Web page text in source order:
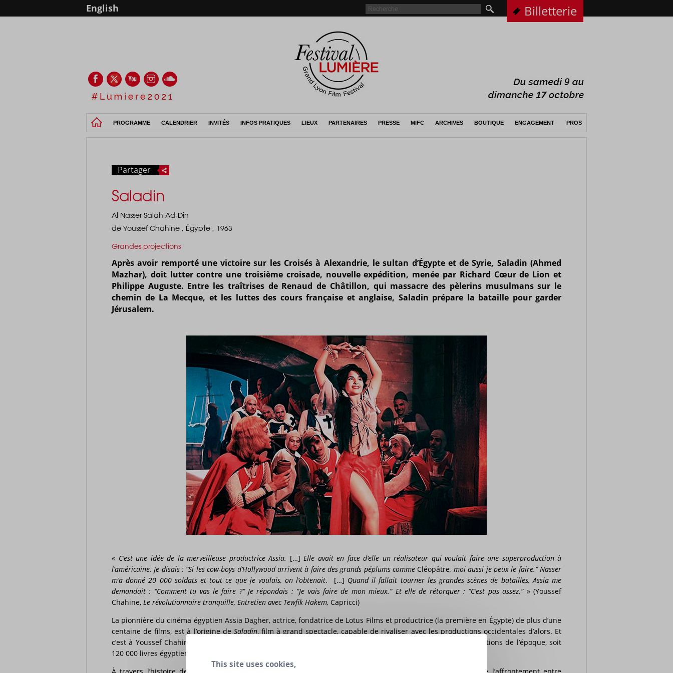
English Billetterie
PROGRAMME CALENDRIER INVITÉS INFOS PRATIQUES LIEUX PARTENAIRES PRESSE MIFC ARCHIVES BOUTIQUE ENGAGEMENT PROS
Partager
Saladin
Al Nasser Salah Ad-Din
de Youssef Chahine , Égypte , 1963
Grandes projections
Après avoir remporté une victoire sur les Croisés à Alexandrie, le sultan d’Égypte et de Syrie, Saladin (Ahmed
Mazhar), doit lutter contre une troisième croisade, nouvelle expédition, menée par Richard Cœur de Lion et
Philippe Auguste. Entre les traîtrises de Renaud de Châtillon, qui massacre des pèlerins musulmans sur le
chemin de La Mecque, et les luttes des cours française et anglaise, Saladin prépare la bataille pour garder
Jérusalem.
« C’est une idée de la merveilleuse productrice Assia. […] Elle avait en face d’elle un réalisateur qui voulait faire une superproduction à
l’américaine. Je disais : “Si les cow-boys d’Hollywood arrivent à faire des grands péplums comme Cléopâtre, moi aussi je peux le faire.” Nasser
m’a donné 20 000 soldats et tout ce que je voulais, on l’obtenait. […] Quand il fallait tourner les grandes scènes de batailles, Assia me
demandait : “Comment tu vas le faire ?” Je répondais : “Je vais faire de mon mieux.” Et elle de rétorquer : “C’est pas assez.” » (Youssef
Chahine, Le révolutionnaire tranquille, Entretien avec Tewfik Hakem, Capricci)
La pionnière du cinéma égyptien Assia Dagher, actrice, fondatrice de Lotus Films et productrice (la première en Égypte) de plus d’une
centaine de films, est à l’origine de Saladin, film à grand spectacle, capable de rivaliser avec les productions occidentales d’alors. Et
c’est à Youssef Chahine qu’elle confie ce film au budget six fois plus important que les plus grandes productions de l’époque, soit
120 000 livres égyptiennes.
This site uses cookies,